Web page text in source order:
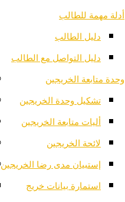
أدلة مهمة للطالب
دليل الطالب
دليل التواصل مع الطالب
وحدة متابعة الخريجين
تشكيل وحدة الخريجين
أليات متابعة الخريجين
لائحة الخريجين
إستبيان مدى رضا الخريجين
استمارة بيانات خريج